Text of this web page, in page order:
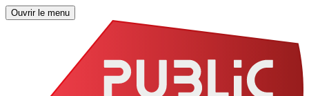
Ouvrir le menu